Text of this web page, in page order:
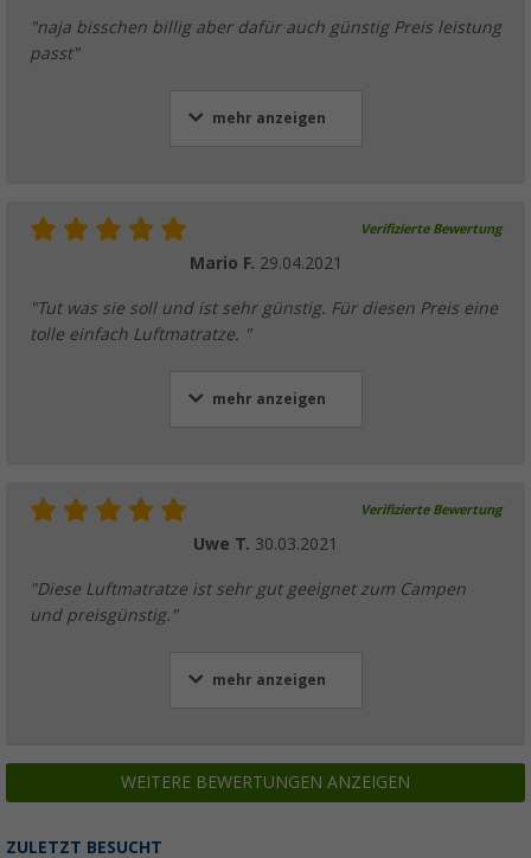
"naja bisschen billig aber dafür auch günstig Preis leistung
passt"
mehr anzeigen
Verifizierte Bewertung
Mario F. 29.04.2021
"Tut was sie soll und ist sehr günstig. Für diesen Preis eine
tolle einfach Luftmatratze. "
mehr anzeigen
Verifizierte Bewertung
Uwe T. 30.03.2021
"Diese Luftmatratze ist sehr gut geeignet zum Campen
und preisgünstig."
mehr anzeigen
WEITERE BEWERTUNGEN ANZEIGEN
ZULETZT BESUCHT